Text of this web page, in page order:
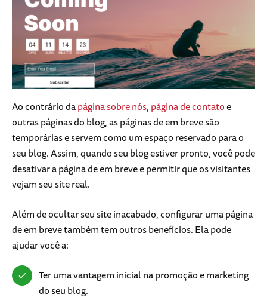
Ao contrário dapágina sobre nós,página de contatoe
outras páginas do blog, as páginas de em breve são
temporárias e servem como um espaço reservado para o
seu blog. Assim, quando seu blog estiver pronto, você pode
desativar a página de em breve e permitir que os visitantes
vejam seu site real.
Além de ocultar seu site inacabado, configurar uma página
de em breve também tem outros benefícios. Ela pode
ajudar você a:
Ter uma vantagem inicial na promoção e marketing
do seu blog.